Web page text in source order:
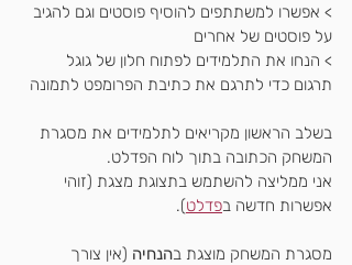
> אפשרו למשתתפים להוסיף פוסטים וגם להגיב
על פוסטים של אחרים
> הנחו את התלמידים לפתוח חלון של גוגל
תרגום כדי לתרגם את כתיבת הפרומפט לתמונה
בשלב הראשון מקריאים לתלמידים את מסגרת
המשחק הכתובה בתוך לוח הפדלט.
אני ממליצה להשתמש בתצוגת מצגת (זוהי
אפשרות חדשה בפדלט).
מסגרת המשחק מוצגת בהנחיה (אין צורך